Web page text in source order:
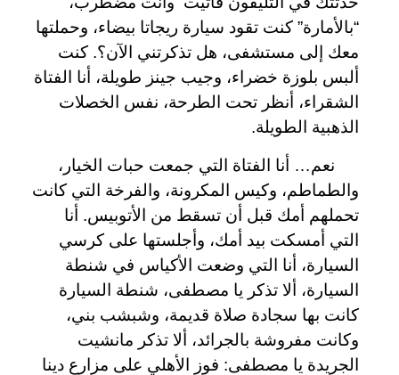
“بالأمارة” كنت تقود سيارة ريجاتا بيضاء، وحملتها
معك إلى مستشفى، هل تذكرتني الآن؟. كنت
ألبس بلوزة خضراء، وجيب جينز طويلة، أنا الفتاة
الشقراء، أنظر تحت الطرحة، نفس الخصلات
الذهبية الطويلة.
نعم… أنا الفتاة التي جمعت حبات الخيار،
والطماطم، وكيس المكرونة، والفرخة التي كانت
تحملهم أمك قبل أن تسقط من الأتوبيس. أنا
التي أمسكت بيد أمك، وأجلستها على كرسي
السيارة، أنا التي وضعت الأكياس في شنطة
السيارة، ألا تذكر يا مصطفى، شنطة السيارة
كانت بها سجادة صلاة قديمة، وشبشب بني،
وكانت مفروشة بالجرائد، ألا تذكر مانشيت
الجريدة يا مصطفى: فوز الأهلي على مزارع دينا